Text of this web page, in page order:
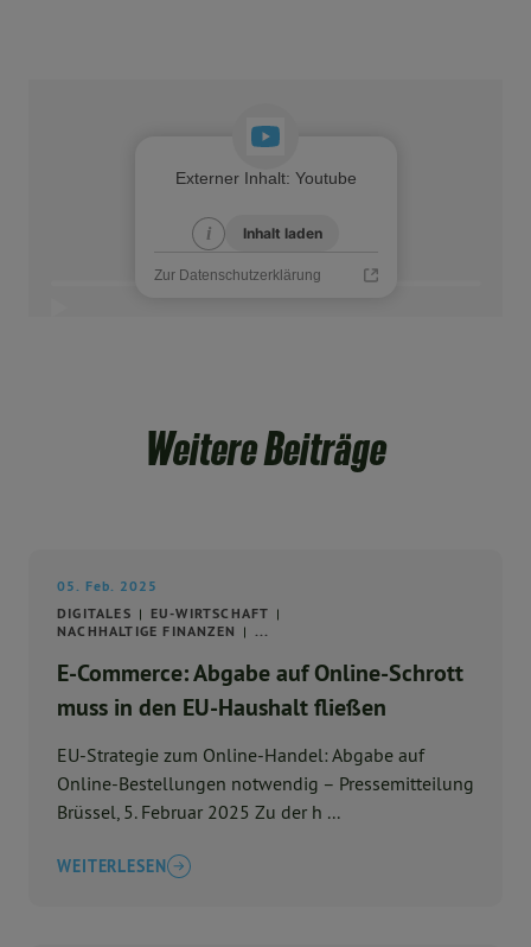
Externer Inhalt: Youtube
ii Inhalt laden
Zur Datenschutzerklärung
Weitere Beiträge
05. Feb. 2025
DIGITALES
EU-WIRTSCHAFT
NACHHALTIGE FINANZEN
...
E-Commerce: Abgabe auf Online-Schrott
muss in den EU-Haushalt fließen
EU-Strategie zum Online-Handel: Abgabe auf
Online-Bestellungen notwendig – Pressemitteilung
Brüssel, 5. Februar 2025 Zu der h ...
WEITERLESEN